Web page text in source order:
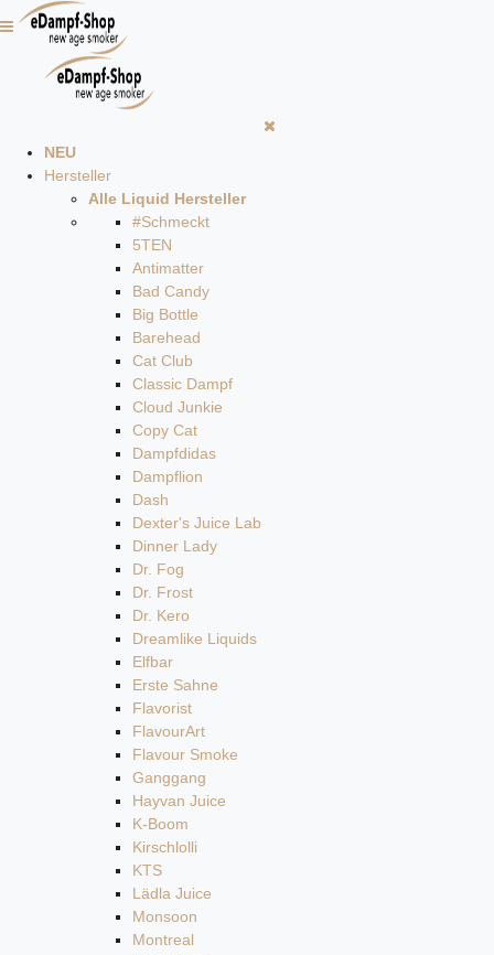
NEU
Hersteller
Alle Liquid Hersteller
#Schmeckt
5TEN
Antimatter
Bad Candy
Big Bottle
Barehead
Cat Club
Classic Dampf
Cloud Junkie
Copy Cat
Dampfdidas
Dampflion
Dash
Dexter's Juice Lab
Dinner Lady
Dr. Fog
Dr. Frost
Dr. Kero
Dreamlike Liquids
Elfbar
Erste Sahne
Flavorist
FlavourArt
Flavour Smoke
Ganggang
Hayvan Juice
K-Boom
Kirschlolli
KTS
Lädla Juice
Monsoon
Montreal